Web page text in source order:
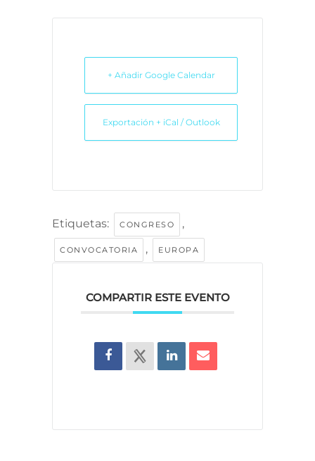
+ Añadir Google Calendar
Exportación + iCal / Outlook
Etiquetas: CONGRESO ,
CONVOCATORIA , EUROPA
COMPARTIR ESTE EVENTO